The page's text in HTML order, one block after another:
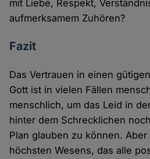
mit Liebe, Respekt,
aufmerksamem Zuhören?
Fazit
Das Vertrauen in einen
Gott ist in vielen Fällen
menschlich, um das Leid in
hinter dem Schrecklichen
Plan glauben zu können.
höchsten Wesens, das alle